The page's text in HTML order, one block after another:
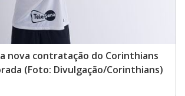
nova contratação do Corinthians
(Foto: Divulgação/Corinthians)